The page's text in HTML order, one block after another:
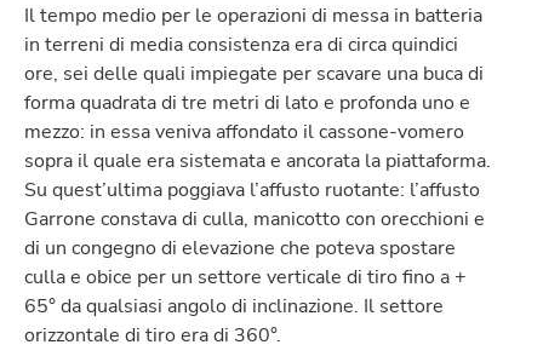
Il tempo medio per le operazioni di messa in batteria
in terreni di media consistenza era di circa quindici
ore, sei delle quali impiegate per scavare una buca di
forma quadrata di tre metri di lato e profonda uno e
mezzo: in essa veniva affondato il cassone-vomero
sopra il quale era sistemata e ancorata la piattaforma.
Su quest’ultima poggiava l’affusto ruotante: l’affusto
Garrone constava di culla, manicotto con orecchioni e
di un congegno di elevazione che poteva spostare
culla e obice per un settore verticale di tiro fino a +
65° da qualsiasi angolo di inclinazione. Il settore
orizzontale di tiro era di 360°.